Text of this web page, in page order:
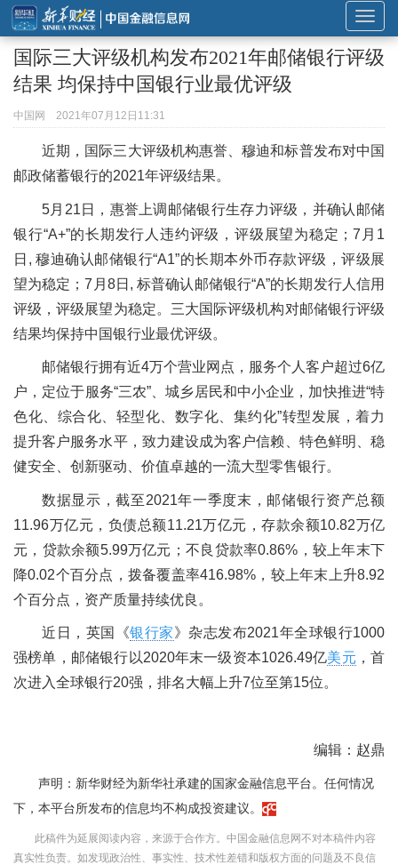
展
开
或
导
航
国际三大评级机构发布2021年邮储银行评级
结果 均保持中国银行业最优评级
中国网 2021年07月12日11:31
近期，国际三大评级机构惠誉、穆迪和标普发布对中国
邮政储蓄银行的2021年评级结果。
5月21日，惠誉上调邮储银行生存力评级，并确认邮储
银行“A+”的长期发行人违约评级，评级展望为稳定；7月1
日, 穆迪确认邮储银行“A1”的长期本外币存款评级，评级展
望为稳定；7月8日, 标普确认邮储银行“A”的长期发行人信用
评级，评级展望为稳定。三大国际评级机构对邮储银行评级
结果均保持中国银行业最优评级。
邮储银行拥有近4万个营业网点，服务个人客户超过6亿
户，定位于服务“三农”、城乡居民和中小企业，加快推进“特
色化、综合化、轻型化、数字化、集约化”转型发展，着力
提升客户服务水平，致力建设成为客户信赖、特色鲜明、稳
健安全、创新驱动、价值卓越的一流大型零售银行。
数据显示，截至2021年一季度末，邮储银行资产总额
11.96万亿元，负债总额11.21万亿元，存款余额10.82万亿
元，贷款余额5.99万亿元；不良贷款率0.86%，较上年末下
降0.02个百分点，拨备覆盖率416.98%，较上年末上升8.92
个百分点，资产质量持续优良。
近日，英国《银行家》杂志发布2021年全球银行1000
强榜单，邮储银行以2020年末一级资本1026.49亿美元 ，首
次进入全球银行20强，排名大幅上升7位至第15位。
编辑：赵鼎
声明：新华财经为新华社承建的国家金融信息平台。任何情况
下，本平台所发布的信息均不构成投资建议。
此稿件为延展阅读内容，来源于合作方。中国金融信息网不对本稿件内容
真实性负责。如发现政治性、事实性、技术性差错和版权方面的问题及不良信